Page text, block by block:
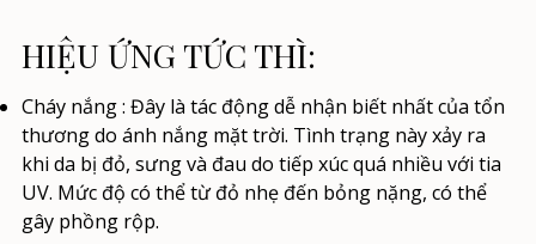
HIỆU ỨNG TỨC THÌ:
Cháy nắng: Đây là tác động dễ nhận biết nhất của tổn
thương do ánh nắng mặt trời. Tình trạng này xảy ra
khi da bị đỏ, sưng và đau do tiếp xúc quá nhiều với tia
UV. Mức độ có thể từ đỏ nhẹ đến bỏng nặng, có thể
gây phồng rộp.